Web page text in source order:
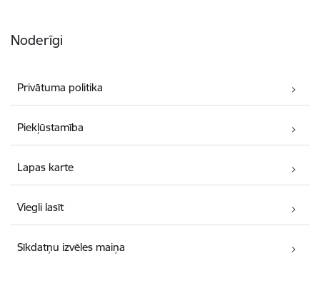
Noderīgi
Privātuma politika
Piekļūstamība
Lapas karte
Viegli lasīt
Sīkdatņu izvēles maiņa